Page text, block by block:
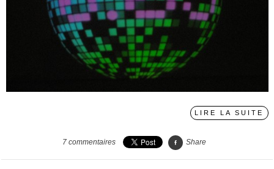
LIRE LA SUITE
7 commentaires Share